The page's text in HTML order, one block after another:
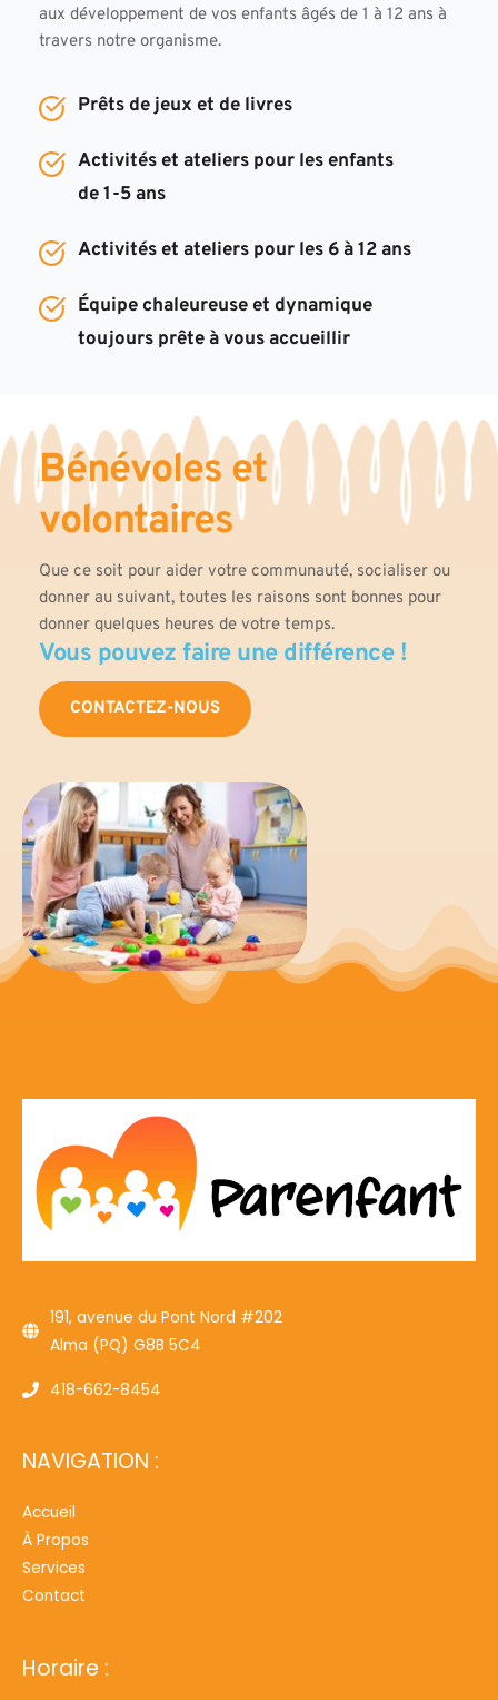
aux développement de vos enfants âgés de 1 à 12 ans à
travers notre organisme.
Prêts de jeux et de livres
Activités et ateliers pour les enfants
de 1-5 ans
Activités et ateliers pour les 6 à 12 ans
Équipe chaleureuse et dynamique
toujours prête à vous accueillir
Bénévoles et
volontaires
Que ce soit pour aider votre communauté, socialiser ou
donner au suivant, toutes les raisons sont bonnes pour
donner quelques heures de votre temps.
Vous pouvez faire une différence !
CONTACTEZ-NOUS
191, avenue du Pont Nord #202
Alma (PQ) G8B 5C4
418-662-8454
NAVIGATION :
Accueil
À Propos
Services
Contact
Horaire :